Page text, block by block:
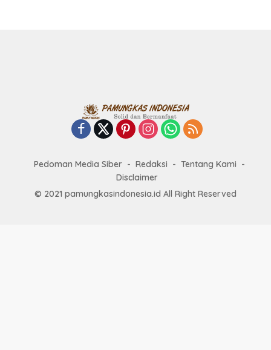
Pedoman Media Siber Redaksi
Tentang Kami
Disclaimer
© 2021 pamungkasindonesia.id All Right Reserved